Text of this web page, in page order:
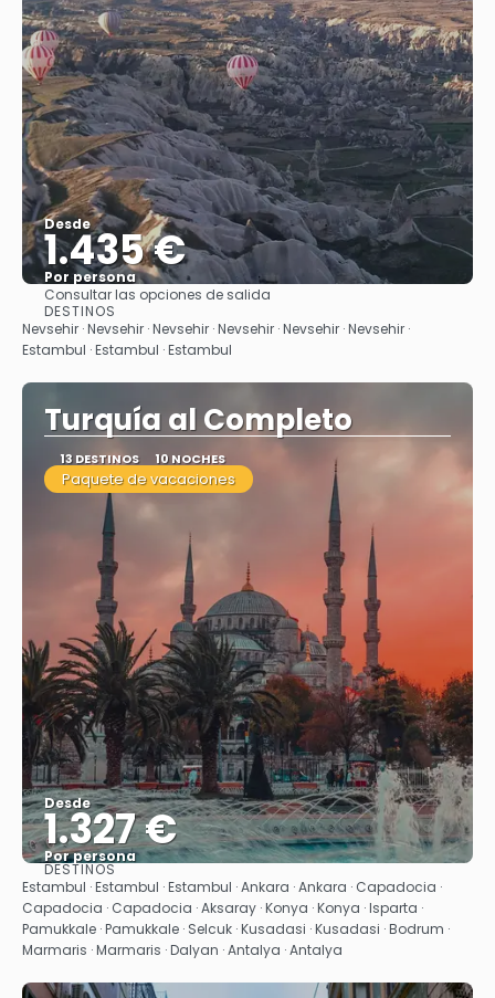
Desde
1.435 €
Por persona
Ver
Consultar las opciones de salida
DESTINOS
Nevsehir · Nevsehir · Nevsehir · Nevsehir · Nevsehir · Nevsehir ·
Estambul · Estambul · Estambul
Turquía al Completo
13 DESTINOS 10 NOCHES
Paquete de vacaciones
Desde
1.327 €
Por persona
Ver
DESTINOS
Estambul · Estambul · Estambul · Ankara · Ankara · Capadocia ·
Capadocia · Capadocia · Aksaray · Konya · Konya · Isparta ·
Pamukkale · Pamukkale · Selcuk · Kusadasi · Kusadasi · Bodrum ·
Marmaris · Marmaris · Dalyan · Antalya · Antalya